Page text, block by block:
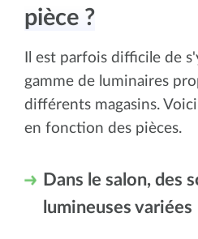
pièce ?
Il est parfois difficile de
gamme de luminaires
différents magasins.
en fonction des pièces.
Dans le salon, des
lumineuses variées